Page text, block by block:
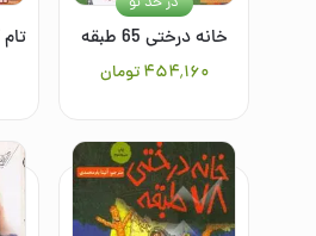
خانه درختی 65 طبقه
۴۵۴٬۱۶۰ تومان